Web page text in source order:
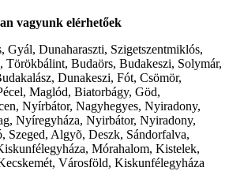
vagyunk elérhetőek
Gyál, Dunaharaszti, Szigetszentmiklós,
Törökbálint, Budaörs, Budakeszi, Solymár,
Dunakeszi, Fót, Csömör,
Maglód, Biatorbágy, Göd,
Nyírbátor, Nagyhegyes, Nyiradony,
Nyíregyháza, Nyirbátor, Nyiradony,
Szeged, Algyõ, Deszk, Sándorfalva,
Mórahalom, Kistelek,
Városföld, Kiskunfélegyháza